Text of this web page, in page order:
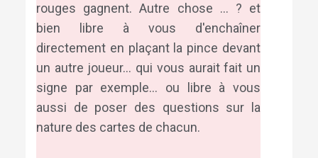
rouges gagnent. Autre chose ... ? et
bien libre à vous d'enchaîner
directement en plaçant la pince devant
un autre joueur... qui vous aurait fait un
signe par exemple... ou libre à vous
aussi de poser des questions sur la
nature des cartes de chacun.